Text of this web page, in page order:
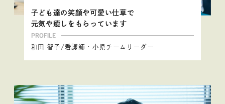
子ども達の笑顔や可愛い仕草で
元気や癒しをもらっています
PROFILE
和田 智子/看護師・小児チームリーダー